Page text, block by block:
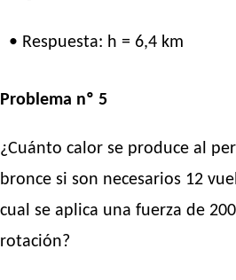
• Respuesta: h = 6,4 km
Problema nº 5
¿Cuánto calor se produce al
bronce si son necesarios 12
cual se aplica una fuerza de
rotación?